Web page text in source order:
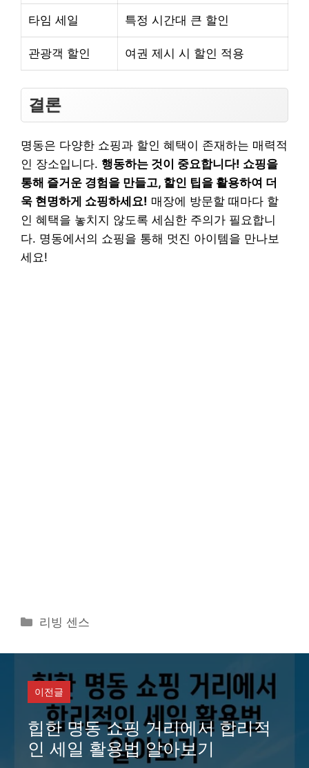
타임 세일 특정 시간대 큰 할인
관광객 할인 여권 제시 시 할인 적용
결론
명동은 다양한 쇼핑과 할인 혜택이 존재하는 매력적
인 장소입니다. 행동하는 것이 중요합니다! 쇼핑을
통해 즐거운 경험을 만들고, 할인 팁을 활용하여 더
욱 현명하게 쇼핑하세요! 매장에 방문할 때마다 할
인 혜택을 놓치지 않도록 세심한 주의가 필요합니
다. 명동에서의 쇼핑을 통해 멋진 아이템을 만나보
세요!
카
고
리
리빙 센스
이전글
힙한 명동 쇼핑 거리에서 합리적
인 세일 활용법 알아보기